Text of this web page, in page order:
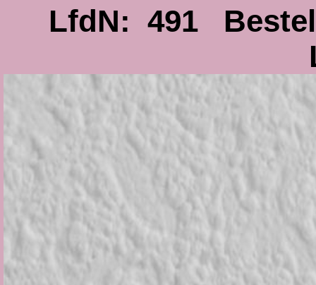
LfdN: 491